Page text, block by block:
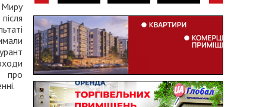
Миру
про